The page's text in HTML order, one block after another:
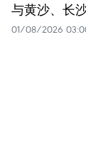
与黄沙、长
01/08/2026